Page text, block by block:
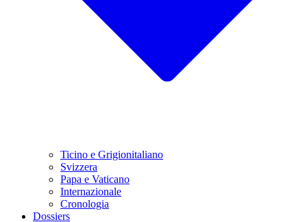
Ticino e Grigionitaliano
Svizzera
Papa e Vaticano
Internazionale
Cronologia
Dossiers